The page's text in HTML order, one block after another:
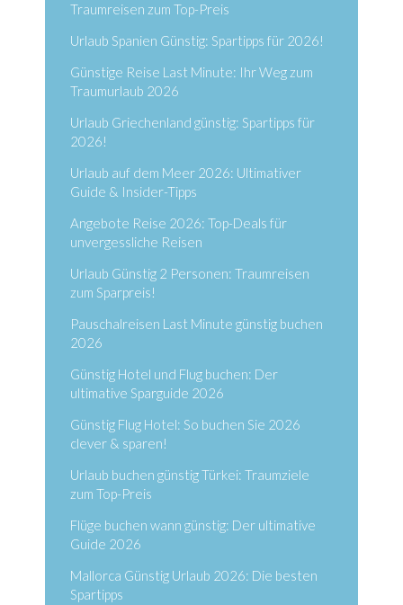
Traumreisen zum Top-Preis
Urlaub Spanien Günstig: Spartipps für 2026!
Günstige Reise Last Minute: Ihr Weg zum
Traumurlaub 2026
Urlaub Griechenland günstig: Spartipps für
2026!
Urlaub auf dem Meer 2026: Ultimativer
Guide & Insider-Tipps
Angebote Reise 2026: Top-Deals für
unvergessliche Reisen
Urlaub Günstig 2 Personen: Traumreisen
zum Sparpreis!
Pauschalreisen Last Minute günstig buchen
2026
Günstig Hotel und Flug buchen: Der
ultimative Sparguide 2026
Günstig Flug Hotel: So buchen Sie 2026
clever & sparen!
Urlaub buchen günstig Türkei: Traumziele
zum Top-Preis
Flüge buchen wann günstig: Der ultimative
Guide 2026
Mallorca Günstig Urlaub 2026: Die besten
Spartipps